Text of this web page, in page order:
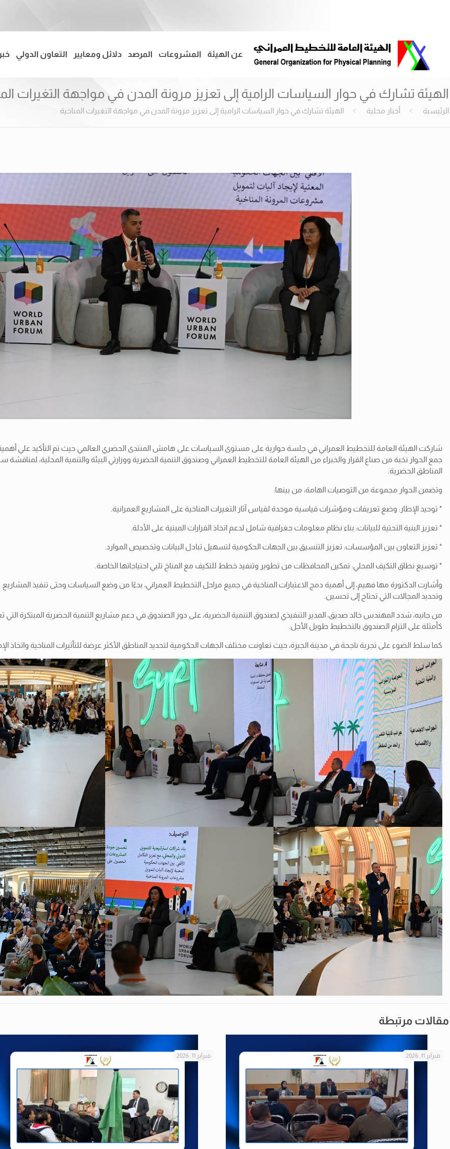
عن الهيئة المشروعات المرصد دلائل ومعايير التعاون الدولي
الهيئة تشارك في حوار السياسات الرامية إلى تعزيز مرونة المدن في مواجهة التغيرات
الرئيسية أخبار محلية الهيئة تشارك في حوار السياسات الرامية إلى تعزيز مرونة المدن في مواجهة التغيرات المناخية
شاركت الهيئة العامة للتخطيط العمراني في جلسة حوارية على مستوى السياسات على هامش المنتدى الحضري العالمي حيث تم التأكيد علي
جمع الحوار نخبة من صناع القرار والخبراء من الهيئة العامة للتخطيط العمراني وصندوق التنمية الحضرية ووزارتي البيئة والتنمية المحلية،
المناطق الحضرية.
وتضمن الحوار مجموعة من التوصيات الهامة، من بينها:
* توحيد الإطار: وضع تعريفات ومؤشرات قياسية موحدة لقياس آثار التغيرات المناخية على المشاريع العمرانية.
* تعزيز البنية التحتية للبيانات: بناء نظام معلومات جغرافية شامل لدعم اتخاذ القرارات المبنية على الأدلة.
* تعزيز التعاون بين المؤسسات: تعزيز التنسيق بين الجهات الحكومية لتسهيل تبادل البيانات وتخصيص الموارد.
* توسيع نطاق التكيف المحلي: تمكين المحافظات من تطوير وتنفيذ خطط للتكيف مع المناخ تلبي احتياجاتها الخاصة.
وأشارت الدكتورة مها فهيم، إلى أهمية دمج الاعتبارات المناخية في جميع مراحل التخطيط العمراني، بدءًا من وضع السياسات وحتى تنفيذ
وتحديد المجالات التي تحتاج إلى تحسين.
من جانبه، شدد المهندس خالد صديق، المدير التنفيذي لصندوق التنمية الحضرية، على دور الصندوق في دعم مشاريع التنمية الحضرية المبتكرة
كأمثلة على التزام الصندوق بالتخطيط طويل الأجل.
كما سلط الضوء على تجربة ناجحة في مدينة الجيزة، حيث تعاونت مختلف الجهات الحكومية لتحديد المناطق الأكثر عرضة للتأثيرات المناخية واتخاذ
مقالات مرتبطة
فبراير 11, 2026 فبراير 11, 2026